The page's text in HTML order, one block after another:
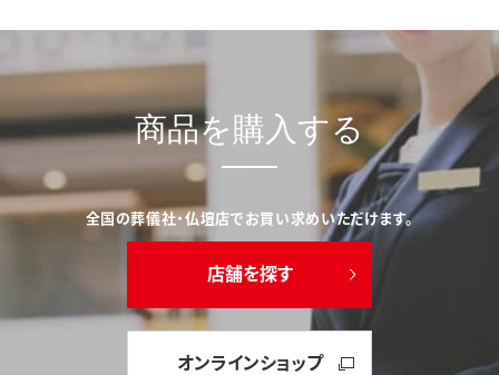
商品を購入する
全国の葬儀社・仏壇店でお買い求めいただけます。
店舗を探す
オンラインショップ